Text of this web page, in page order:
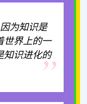
为知识是
世界上的一
知识进化的